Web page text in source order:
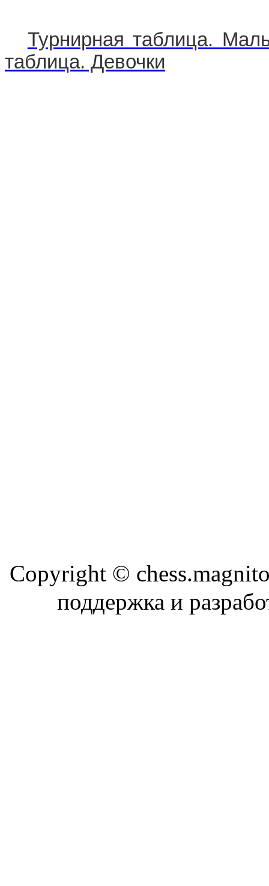
Турнирная таблица.
таблица. Девочки
Copyright ©
поддержка и